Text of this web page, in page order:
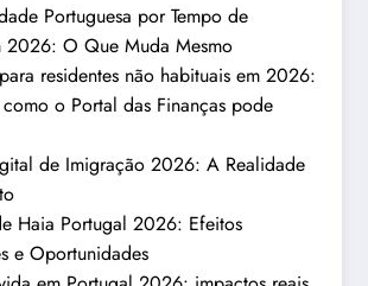
Portuguesa por Tempo de
2026: O Que Muda Mesmo
para residentes não habituais em 2026:
o Portal das Finanças pode
de Imigração 2026: A Realidade
Haia Portugal 2026: Efeitos
e Oportunidades